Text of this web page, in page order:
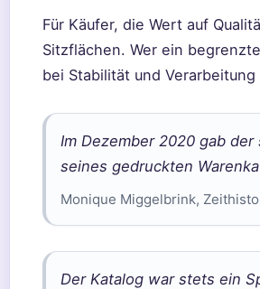
Für Käufer, die Wert auf
Sitzflächen. Wer ein
bei Stabilität und
Im Dezember 2020 gab
seines gedruckten
Monique Miggelbrink,
Der Katalog war stets ein